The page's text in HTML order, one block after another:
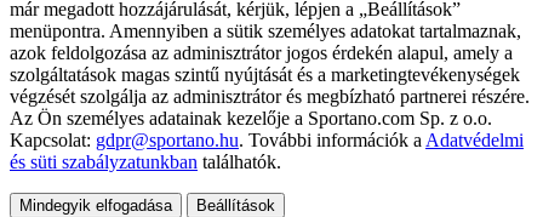
már megadott hozzájárulását, kérjük, lépjen a „Beállítások”
menüpontra. Amennyiben a sütik személyes adatokat tartalmaznak,
azok feldolgozása az adminisztrátor jogos érdekén alapul, amely a
szolgáltatások magas szintű nyújtását és a marketingtevékenységek
végzését szolgálja az adminisztrátor és megbízható partnerei részére.
Az Ön személyes adatainak kezelője a Sportano.com Sp. z o.o.
Kapcsolat: gdpr@sportano.hu. További információk a Adatvédelmi
és süti szabályzatunkban találhatók.
Mindegyik elfogadása Beállítások